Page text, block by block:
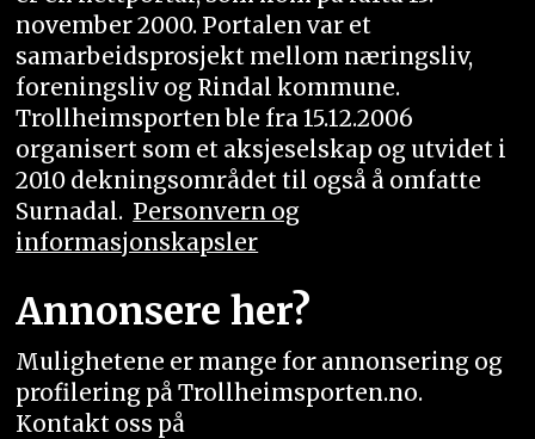
november 2000. Portalen var et
samarbeidsprosjekt mellom næringsliv,
foreningsliv og Rindal kommune.
Trollheimsporten ble fra 15.12.2006
organisert som et aksjeselskap og utvidet i
2010 dekningsområdet til også å omfatte
Surnadal. Personvern og
informasjonskapsler
Annonsere her?
Mulighetene er mange for annonsering og
profilering på Trollheimsporten.no.
Kontakt oss på